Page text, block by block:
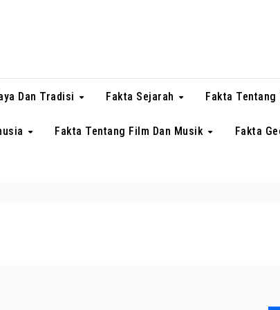
Dan Tradisi Fakta Sejarah Fakta Tentang
Fakta Tentang Film Dan Musik Fakta